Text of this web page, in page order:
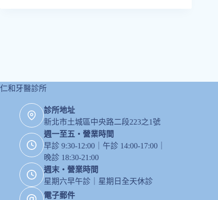
仁和牙醫診所
診所地址
新北市土城區中央路二段223之1號
週一至五・營業時間
早診 9:30-12:00｜午診 14:00-17:00｜
晚診 18:30-21:00
週末・營業時間
星期六早午診｜星期日全天休診
電子郵件